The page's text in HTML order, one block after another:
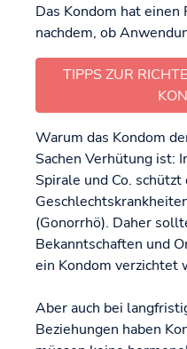
Das Kondom hat
nachdem, ob
TIPPS ZUR
Warum das Kondom
Sachen Verhütung ist:
Spirale und Co.
(Gonorrhö). Daher
Bekanntschaften und
ein Kondom verzichtet
Aber auch bei
Beziehungen haben